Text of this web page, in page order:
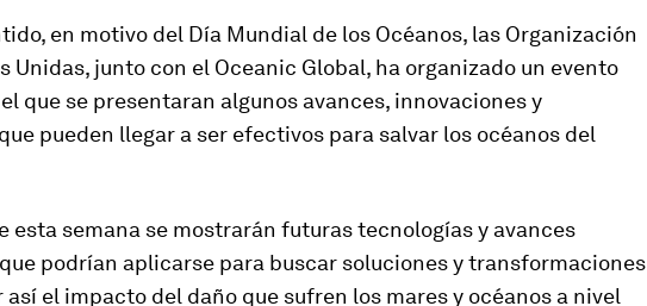
en motivo del Día Mundial de los Océanos, las Organización
Unidas, junto con el Oceanic Global, ha organizado un evento
que se presentaran algunos avances, innovaciones y
pueden llegar a ser efectivos para salvar los océanos del
esta semana se mostrarán futuras tecnologías y avances
podrían aplicarse para buscar soluciones y transformaciones
el impacto del daño que sufren los mares y océanos a nivel